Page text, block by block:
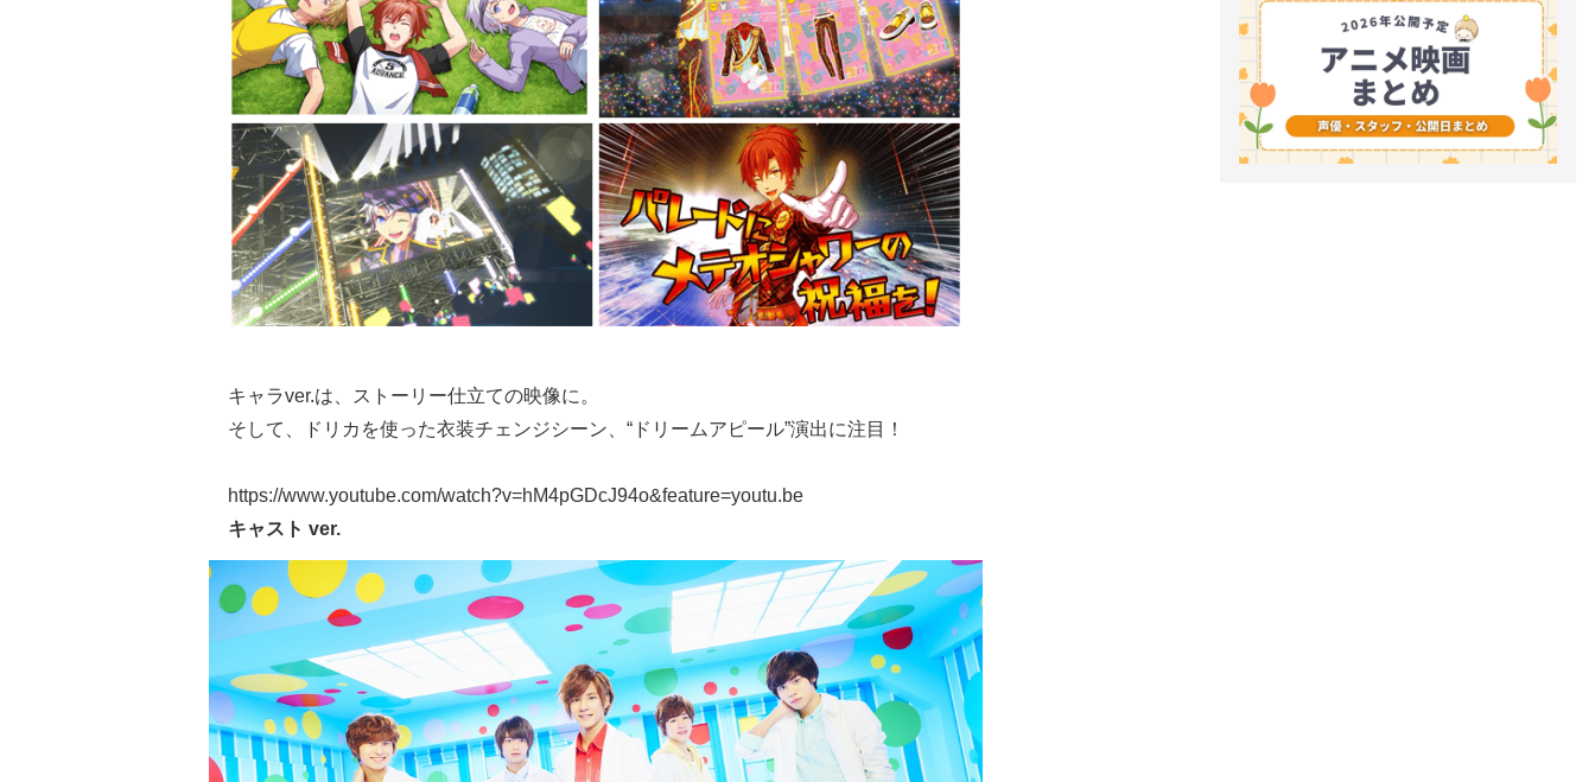
キャラver.は、ストーリー仕立ての映像に。
そして、ドリカを使った衣装チェンジシーン、“ ドリームアピール”演出に注目！
https://www.youtube.com/watch?v=hM4pGDcJ94o&feature=youtu.be
キャスト ver.